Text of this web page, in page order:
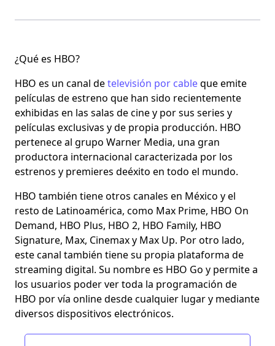
¿Qué es HBO?
HBO es un canal detelevisión por cableque emite
películas de estreno que han sido recientemente
exhibidas en las salas de cine y por sus series y
películas exclusivas y de propia producción. HBO
pertenece al grupo Warner Media, una gran
productora internacional caracterizada por los
estrenos y premieres deéxito en todo el mundo.
HBO también tiene otros canales en México y el
resto de Latinoamérica, como Max Prime, HBO On
Demand, HBO Plus, HBO 2, HBO Family, HBO
Signature, Max, Cinemax y Max Up. Por otro lado,
este canal también tiene su propia plataforma de
streaming digital. Su nombre es HBO Go y permite a
los usuarios poder ver toda la programación de
HBO por vía online desde cualquier lugar y mediante
diversos dispositivos electrónicos.